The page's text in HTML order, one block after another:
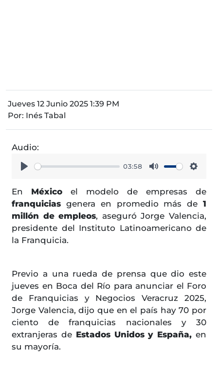
Jueves 12 Junio 2025 1:39 PM
Por: Inés Tabal
Audio:
03:58
En México el modelo de empresas de
franquicias genera en promedio más de1
millón de empleos, aseguró Jorge Valencia,
presidente del Instituto Latinoamericano de
la Franquicia.
Previo a una rueda de prensa que dio este
jueves en Boca del Río para anunciar el Foro
de Franquicias y Negocios Veracruz 2025,
Jorge Valencia, dijo que en el país hay 70 por
ciento de franquicias nacionales y 30
extranjeras de Estados Unidos y España, en
su mayoría.